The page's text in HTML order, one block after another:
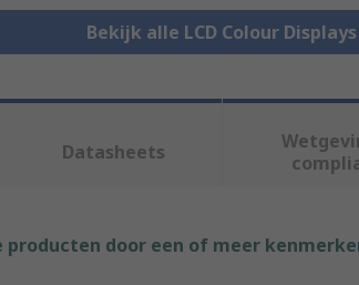
Bekijk alle LCD Colour Displays
Datasheets
producten door een of meer